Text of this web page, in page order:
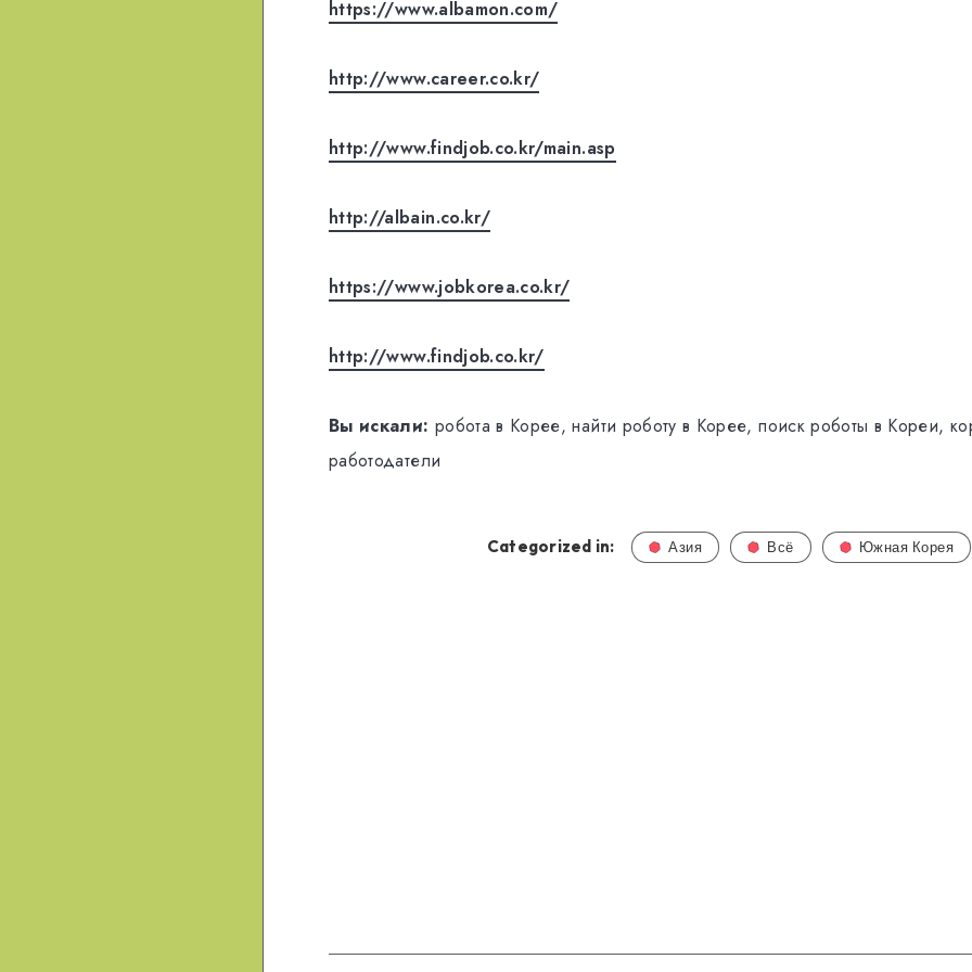
https://www.albamon.com/
http://www.career.co.kr/
http://www.findjob.co.kr/main.asp
http://albain.co.kr/
https://www.jobkorea.co.kr/
http://www.findjob.co.kr/
Вы искали: робота в Корее, найти роботу в Корее, поиск роботы в Кореи,
работодатели
Categorized in: Азия Всё Южная Корея